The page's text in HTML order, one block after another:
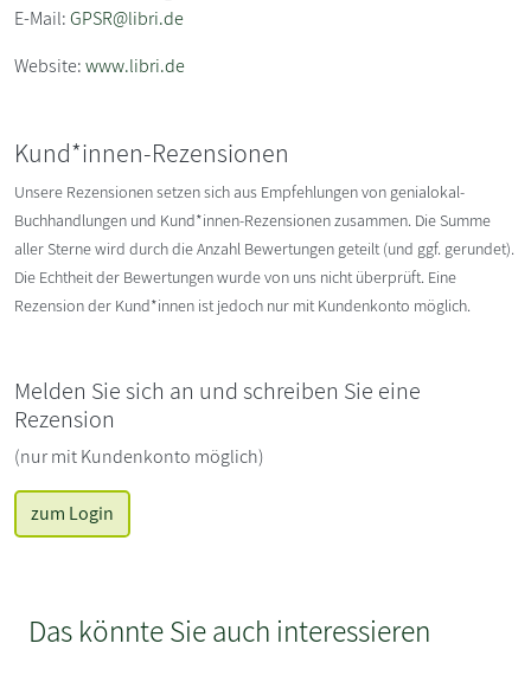
E-Mail:GPSR@libri.de
Website:www.libri.de
Kund*innen-Rezensionen
Unsere Rezensionen setzen sich aus Empfehlungen von genialokal-
Buchhandlungen und Kund*innen-Rezensionen zusammen. Die Summe
aller Sterne wird durch die Anzahl Bewertungen geteilt (und ggf. gerundet).
Die Echtheit der Bewertungen wurde von uns nicht überprüft. Eine
Rezension der Kund*innen ist jedoch nur mit Kundenkonto möglich.
Melden Sie sich an und schreiben Sie eine
Rezension
(nur mit Kundenkonto möglich)
zum Login
Das könnte Sie auch interessieren